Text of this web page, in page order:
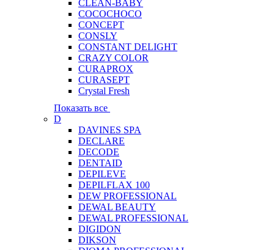
CLEAN-BABY
COCOCHOCO
CONCEPT
CONSLY
CONSTANT DELIGHT
CRAZY COLOR
CURAPROX
CURASEPT
Crystal Fresh
Показать все
D
DAVINES SPA
DECLARE
DECODE
DENTAID
DEPILEVE
DEPILFLAX 100
DEW PROFESSIONAL
DEWAL BEAUTY
DEWAL PROFESSIONAL
DIGIDON
DIKSON